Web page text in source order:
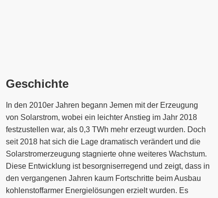
Geschichte
In den 2010er Jahren begann Jemen mit der Erzeugung
von Solarstrom, wobei ein leichter Anstieg im Jahr 2018
festzustellen war, als 0,3 TWh mehr erzeugt wurden. Doch
seit 2018 hat sich die Lage dramatisch verändert und die
Solarstromerzeugung stagnierte ohne weiteres Wachstum.
Diese Entwicklung ist besorgniserregend und zeigt, dass in
den vergangenen Jahren kaum Fortschritte beim Ausbau
kohlenstoffarmer Energielösungen erzielt wurden. Es